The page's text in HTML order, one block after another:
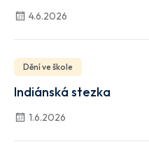
4.6.2026
Dění ve škole
Indiánská stezka
1.6.2026